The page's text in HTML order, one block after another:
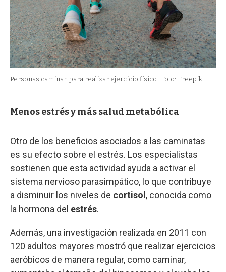
Personas caminan para realizar ejercicio físico. Foto: Freepik.
Menos estrés y más salud metabólica
Otro de los beneficios asociados a las caminatas
es su efecto sobre el estrés. Los especialistas
sostienen que esta actividad ayuda a activar el
sistema nervioso parasimpático, lo que contribuye
a disminuir los niveles de cortisol , conocida como
la hormona del estrés.
Además, una investigación realizada en 2011 con
120 adultos mayores mostró que realizar ejercicios
aeróbicos de manera regular, como caminar,